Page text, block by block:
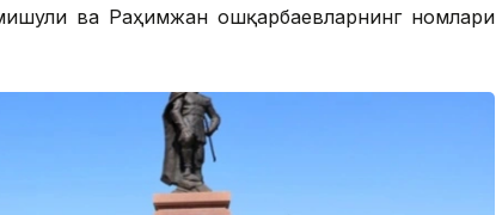
ва Раҳимжан Қошқарбаевларнинг номлари